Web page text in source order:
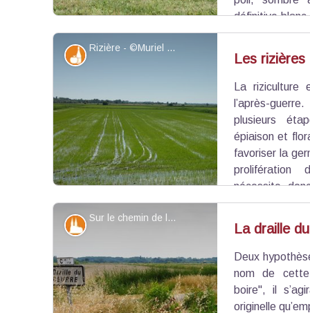
Voir l'image en plein écran
définitive
il est le compagnon du gardian et l’outil de
critères d’élevage et de reproduction sont stricts
Rizière - ©Muriel Cervilla - PNR Camargue
Voir l'image en plein écran
Produits du terroir Les rizières
La riziculture
l’après-
plusieurs
épiaison et
favoriser la
prolifération
nécessite
drainage important pour valoriser les terres les
entre les deux bras du Rhône (400 millions de m³
Sur le chemin de la draille du Beurre - ©Chloé Scannapiéco - PNR Camargue
Patrimoine et histoire La draille
Deux
nom de cette
boire", il
originelle